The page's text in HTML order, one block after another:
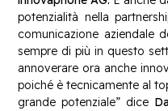
potenzialità nella
comunicazione aziendale
sempre di più in questo
annoverare ora anche
poiché è tecnicamente al
grande potenziale” dice